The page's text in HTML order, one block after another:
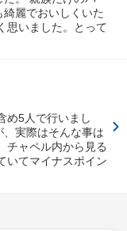
麗でおいしくいた
思いました。とって
め5人で行いまし
実際はそんな事は
チャペル内から見る
いてマイナスポイン